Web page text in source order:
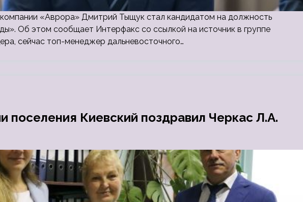
«Аврора» Дмитрий Тыщук стал кандидатом на должность
Об этом сообщает Интерфакс со ссылкой на источник в группе
сейчас топ-менеджер дальневосточного…
поселения Киевский поздравил Черкас Л.А.